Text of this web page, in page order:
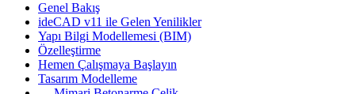
Genel Bakış
ideCAD v11 ile Gelen Yenilikler
Yapı Bilgi Modellemesi (BIM)
Özelleştirme
Hemen Çalışmaya Başlayın
Tasarım Modelleme